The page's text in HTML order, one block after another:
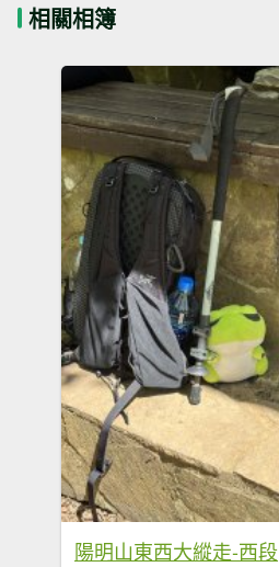
相關相簿
陽明山東西大縱走-西段